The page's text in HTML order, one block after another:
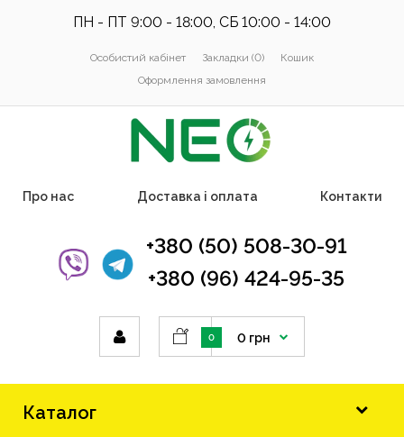
ПН - ПТ 9:00 - 18:00, СБ 10:00 - 14:00
Особистий кабінет Закладки (0)
Кошик
Оформлення замовлення
Про нас Доставка і оплата Контакти
+380 (50) 508-30-91
+380 (96) 424-95-35
0 0 грн
Каталог